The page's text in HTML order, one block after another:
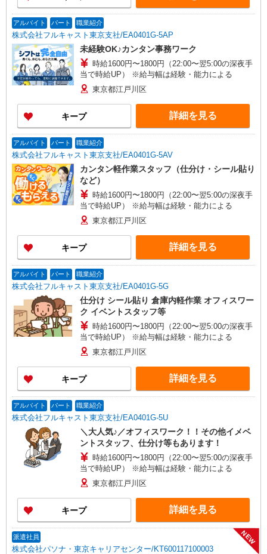
アルバイト パート 職業紹介
株式会社フルキャスト東京支社/EA0401G-5AP
未経験OK♪カンタン事務ワーク
時給1600円〜1800円（22:00〜翌5:00の深夜手
当で時給UP） ※給与幅は経験・能力による
東京都江戸川区
キープ 詳細を見る
アルバイト パート 職業紹介
株式会社フルキャスト東京支社/EA0401G-5AV
カンタン軽作業スタッフ（仕分け・シール貼り
など）
時給1600円〜1800円（22:00〜翌5:00の深夜手
当で時給UP） ※給与幅は経験・能力による
東京都江戸川区
キープ 詳細を見る
アルバイト パート 職業紹介
株式会社フルキャスト東京支社/EA0401G-5G
仕分け シール貼り 倉庫内軽作業 オフィスワー
ク イベントスタッフ等
時給1600円〜1800円（22:00〜翌5:00の深夜手
当で時給UP） ※給与幅は経験・能力による
東京都江戸川区
キープ 詳細を見る
アルバイト パート 職業紹介
株式会社フルキャスト東京支社/EA0401G-5U
＼大人気♪／オフィスワーク！！その他イメベ
ントスタッフ、仕分け等もあります！
時給1600円〜1800円（22:00〜翌5:00の深夜手
当で時給UP） ※給与幅は経験・能力による
東京都江戸川区
キープ 詳細を見る
派遣社員
株式会社パソナ・東京キャリアセンター/KT600117100003
NEW